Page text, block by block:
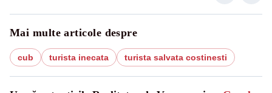
Mai multe articole despre
cub turista inecata turista salvata costinesti